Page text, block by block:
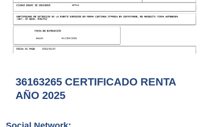
36163265 CERTIFICADO RENTA
AÑO 2025